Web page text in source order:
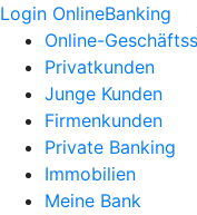
Login OnlineBanking
Online-
Privatkunden
Junge Kunden
Firmenkunden
Private Banking
Immobilien
Meine Bank